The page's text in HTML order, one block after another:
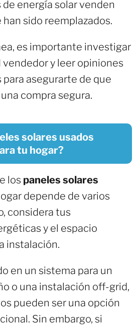
energía solar venden
sido reemplazados.
es importante investigar
y leer opiniones
asegurarte de que
compra segura.
solares usados
tu hogar?
los paneles solares
depende de varios
considera tus
y el espacio
instalación.
en un sistema para un
o una instalación off-grid,
pueden ser una opción
Sin embargo, si